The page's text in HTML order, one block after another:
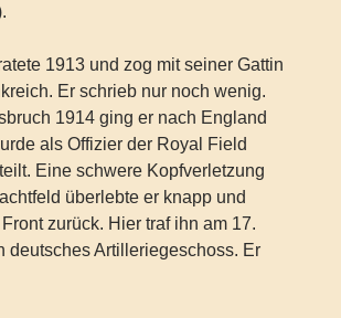
1913 und zog mit seiner Gattin
Er schrieb nur noch wenig.
1914 ging er nach England
als Offizier der Royal Field
Eine schwere Kopfverletzung
überlebte er knapp und
zurück. Hier traf ihn am 17.
deutsches Artilleriegeschoss. Er